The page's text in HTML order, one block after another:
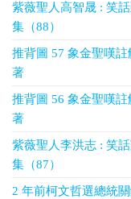
紫薇聖人高智晟 : 笑
集（88）
推背圖 57 象金聖嘆
著
推背圖 56 象金聖嘆
著
紫薇聖人李洪志 : 笑
集（87）
2 年前柯文哲選總統